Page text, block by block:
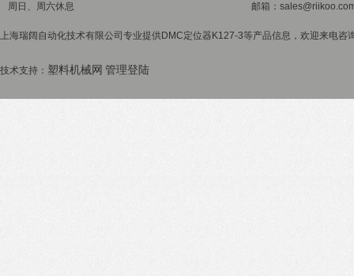
周日、周六休息 邮箱：
上海瑞阔自动化技术有限公司专业提供DMC定位器K127-3等产品信息，欢迎来电咨
技术支持： 塑料机械网 管理登陆